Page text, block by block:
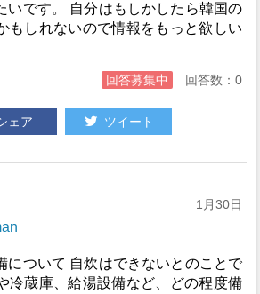
いです。 自分はもしかしたら韓国の
もしれないので情報をもっと欲しい
回答募集中 回答数：0
ェア ツイート
1月30日
について 自炊はできないとのことで
冷蔵庫、給湯設備など、どの程度備